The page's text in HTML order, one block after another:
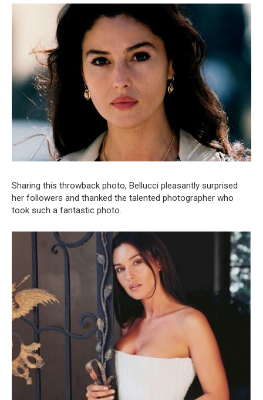
Sharing this throwback photo, Bellucci pleasantly surprised
her followers and thanked the talented photographer who
took such a fantastic photo.